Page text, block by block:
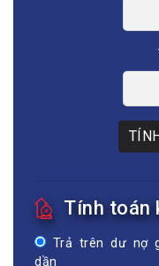
Tính toán
Trả trên dư nợ
dần